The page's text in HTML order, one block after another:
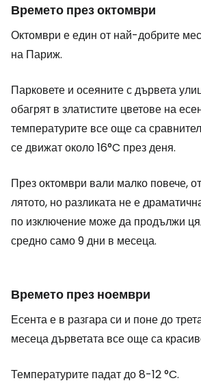
Времето през октомври
Октомври е един от най-добрите
на Париж.
Парковете и осеяните с дървета
обагрят в златистите цветове на
температурите все още са
се движат около 16°C през деня.
През октомври вали малко повече,
лятото, но разликата не е
по изключение може да продължи
средно само 9 дни в месеца.
Времето през ноември
Есента е в разгара си и поне до
месеца дърветата все още са
Температурите падат до 8-12 °C.